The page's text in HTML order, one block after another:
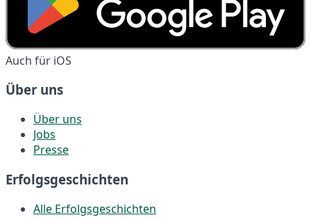
Auch für iOS
Über uns
Über uns
Jobs
Presse
Erfolgsgeschichten
Alle Erfolgsgeschichten